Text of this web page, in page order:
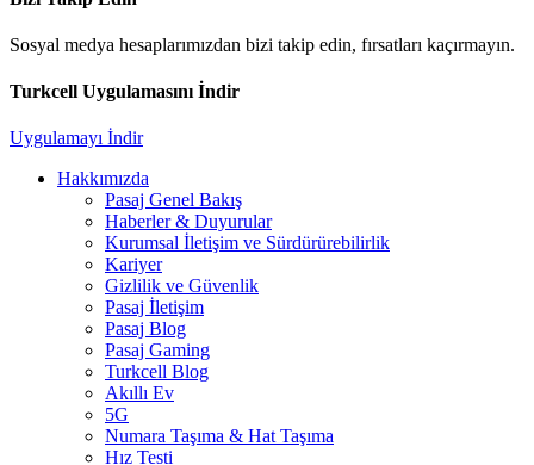
Sosyal medya hesaplarımızdan bizi takip edin, fırsatları kaçırmayın.
Turkcell Uygulamasını İndir
Uygulamayı İndir
Hakkımızda
Pasaj Genel Bakış
Haberler & Duyurular
Kurumsal İletişim ve Sürdürürebilirlik
Kariyer
Gizlilik ve Güvenlik
Pasaj İletişim
Pasaj Blog
Pasaj Gaming
Turkcell Blog
Akıllı Ev
5G
Numara Taşıma & Hat Taşıma
Hız Testi